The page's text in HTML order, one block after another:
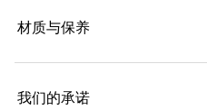
材质与保养
我们的承诺